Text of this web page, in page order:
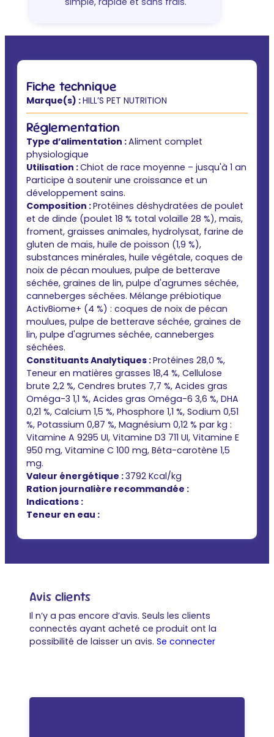
Fiche technique
Marque(s) :HILL’S PET NUTRITION
Réglementation
Type d’alimentation :Aliment complet
physiologique
Utilisation :Chiot de race moyenne – jusqu'à 1 an
Participe à soutenir une croissance et un
développement sains.
Composition :Protéines déshydratées de poulet
et de dinde (poulet 18 % total volaille 28 %), maïs,
froment, graisses animales, hydrolysat, farine de
gluten de maïs, huile de poisson (1,9 %),
substances minérales, huile végétale, coques de
noix de pécan moulues, pulpe de betterave
séchée, graines de lin, pulpe d'agrumes séchée,
canneberges séchées. Mélange prébiotique
ActivBiome+ (4 %) : coques de noix de pécan
moulues, pulpe de betterave séchée, graines de
lin, pulpe d'agrumes séchée, canneberges
séchées.
Constituants Analytiques :Protéines 28,0 %,
Teneur en matières grasses 18,4 %, Cellulose
brute 2,2 %, Cendres brutes 7,7 %, Acides gras
Oméga-3 1,1 %, Acides gras Oméga-6 3,6 %, DHA
0,21 %, Calcium 1,5 %, Phosphore 1,1 %, Sodium 0,51
%, Potassium 0,87 %, Magnésium 0,12 % par kg :
Vitamine A 9295 UI, Vitamine D3 711 UI, Vitamine E
950 mg, Vitamine C 100 mg, Béta-carotène 1,5
mg.
Valeur énergétique :3792 Kcal/kg
Ration journalière recommandée :
Indications :
Teneur en eau :
Avis clients
Il n’y a pas encore d’avis. Seuls les clients
connectés ayant acheté ce produit ont la
possibilité de laisser un avis. Se connecter